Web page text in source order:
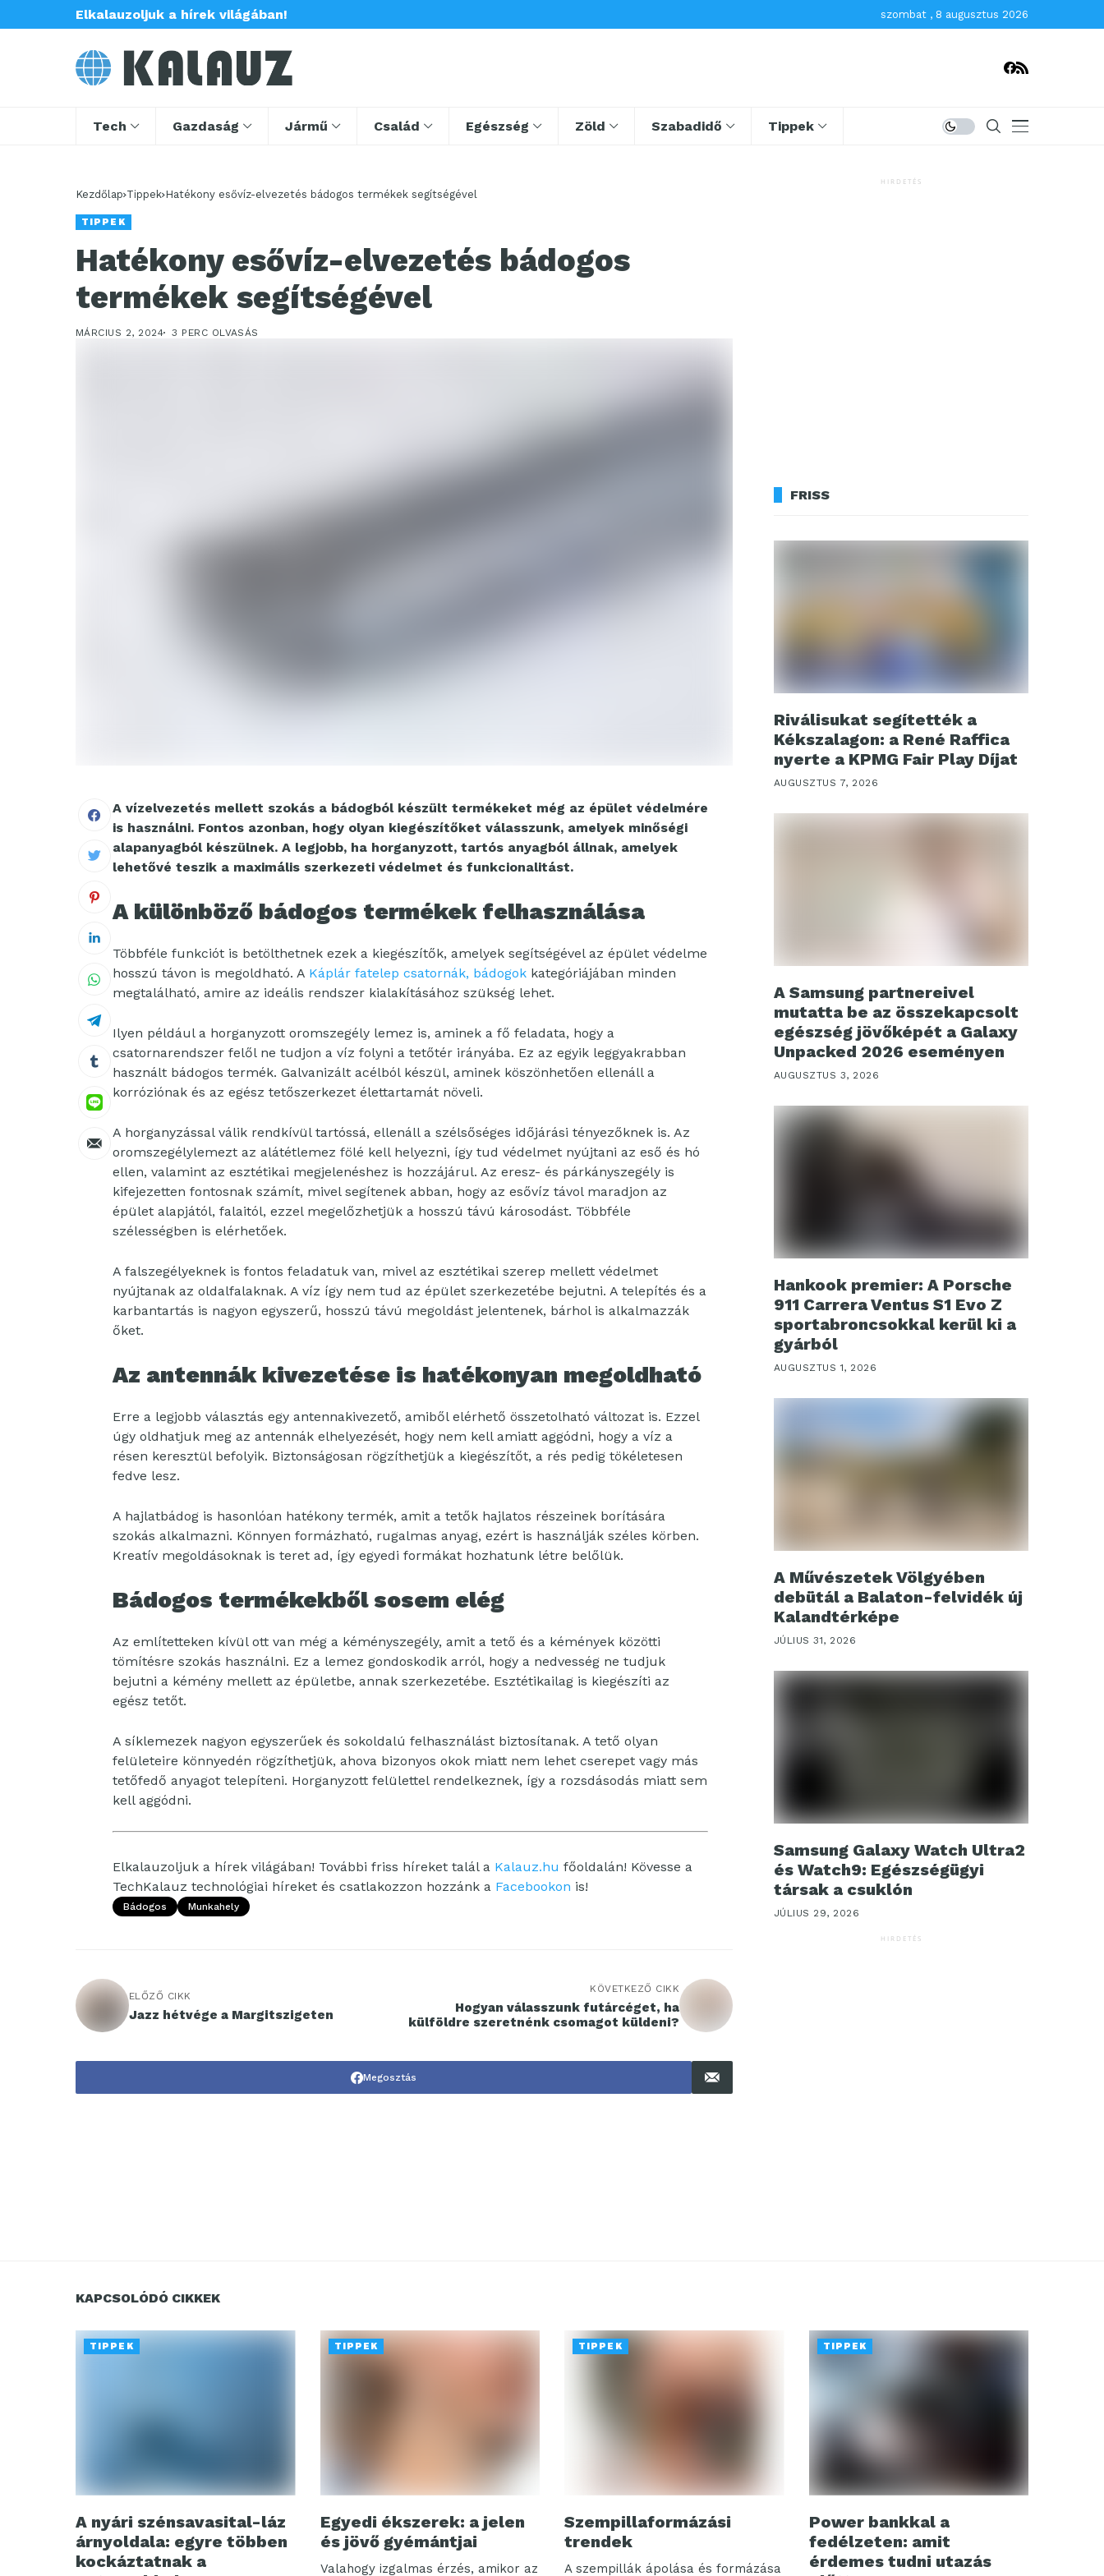
Elkalauzoljuk a hírek világában! szombat , 8 augusztus 2026
Tech Gazdaság Jármű Család Egészség Zöld Szabadidő Tippek
Kezdőlap Tippek Hatékony esővíz-elvezetés bádogos termékek segítségével
TIPPEK
Hatékony esővíz-elvezetés bádogos
termékek segítségével
MÁRCIUS 2, 2024 3 PERC OLVASÁS
A vízelvezetés mellett szokás a bádogból készült termékeket még az épület védelmére
is használni. Fontos azonban, hogy olyan kiegészítőket válasszunk, amelyek minőségi
alapanyagból készülnek. A legjobb, ha horganyzott, tartós anyagból állnak, amelyek
lehetővé teszik a maximális szerkezeti védelmet és funkcionalitást.
A különböző bádogos termékek felhasználása
Többféle funkciót is betölthetnek ezek a kiegészítők, amelyek segítségével az épület védelme
hosszú távon is megoldható. A Káplár fatelep csatornák, bádogok kategóriájában minden
megtalálható, amire az ideális rendszer kialakításához szükség lehet.
Ilyen például a horganyzott oromszegély lemez is, aminek a fő feladata, hogy a
csatornarendszer felől ne tudjon a víz folyni a tetőtér irányába. Ez az egyik leggyakrabban
használt bádogos termék. Galvanizált acélból készül, aminek köszönhetően ellenáll a
korróziónak és az egész tetőszerkezet élettartamát növeli.
A horganyzással válik rendkívül tartóssá, ellenáll a szélsőséges időjárási tényezőknek is. Az
oromszegélylemezt az alátétlemez fölé kell helyezni, így tud védelmet nyújtani az eső és hó
ellen, valamint az esztétikai megjelenéshez is hozzájárul. Az eresz- és párkányszegély is
kifejezetten fontosnak számít, mivel segítenek abban, hogy az esővíz távol maradjon az
épület alapjától, falaitól, ezzel megelőzhetjük a hosszú távú károsodást. Többféle
szélességben is elérhetőek.
A falszegélyeknek is fontos feladatuk van, mivel az esztétikai szerep mellett védelmet
nyújtanak az oldalfalaknak. A víz így nem tud az épület szerkezetébe bejutni. A telepítés és a
karbantartás is nagyon egyszerű, hosszú távú megoldást jelentenek, bárhol is alkalmazzák
őket.
Az antennák kivezetése is hatékonyan megoldható
Erre a legjobb választás egy antennakivezető, amiből elérhető összetolható változat is. Ezzel
úgy oldhatjuk meg az antennák elhelyezését, hogy nem kell amiatt aggódni, hogy a víz a
résen keresztül befolyik. Biztonságosan rögzíthetjük a kiegészítőt, a rés pedig tökéletesen
fedve lesz.
A hajlatbádog is hasonlóan hatékony termék, amit a tetők hajlatos részeinek borítására
szokás alkalmazni. Könnyen formázható, rugalmas anyag, ezért is használják széles körben.
Kreatív megoldásoknak is teret ad, így egyedi formákat hozhatunk létre belőlük.
Bádogos termékekből sosem elég
Az említetteken kívül ott van még a kéményszegély, amit a tető és a kémények közötti
tömítésre szokás használni. Ez a lemez gondoskodik arról, hogy a nedvesség ne tudjuk
bejutni a kémény mellett az épületbe, annak szerkezetébe. Esztétikailag is kiegészíti az
egész tetőt.
A síklemezek nagyon egyszerűek és sokoldalú felhasználást biztosítanak. A tető olyan
felületeire könnyedén rögzíthetjük, ahova bizonyos okok miatt nem lehet cserepet vagy más
tetőfedő anyagot telepíteni. Horganyzott felülettel rendelkeznek, így a rozsdásodás miatt sem
kell aggódni.
Elkalauzoljuk a hírek világában! További friss híreket talál a Kalauz.hu főoldalán! Kövesse a
TechKalauz technológiai híreket és csatlakozzon hozzánk a Facebookon is!
Bádogos Munkahely
ELŐZŐ CIKK
Jazz hétvége a Margitszigeten
KÖVETKEZŐ CIKK
Hogyan válasszunk futárcéget, ha
külföldre szeretnénk csomagot küldeni?
Megosztás
HIRDETÉS
FRISS
Riválisukat segítették a
Kékszalagon: a René Raffica
nyerte a KPMG Fair Play Díjat
AUGUSZTUS 7, 2026
A Samsung partnereivel
mutatta be az összekapcsolt
egészség jövőképét a Galaxy
Unpacked 2026 eseményen
AUGUSZTUS 3, 2026
Hankook premier: A Porsche
911 Carrera Ventus S1 Evo Z
sportabroncsokkal kerül ki a
gyárból
AUGUSZTUS 1, 2026
A Művészetek Völgyében
debütál a Balaton-felvidék új
Kalandtérképe
JÚLIUS 31, 2026
Samsung Galaxy Watch Ultra2
és Watch9: Egészségügyi
társak a csuklón
JÚLIUS 29, 2026
HIRDETÉS
KAPCSOLÓDÓ CIKKEK
TIPPEK
A nyári szénsavasital-láz
árnyoldala: egyre többen
kockáztatnak a
TIPPEK
Egyedi ékszerek: a jelen
és jövő gyémántjai
Valahogy izgalmas érzés, amikor az
TIPPEK
Szempillaformázási
trendek
A szempillák ápolása és formázása
TIPPEK
Power bankkal a
fedélzeten: amit
érdemes tudni utazás